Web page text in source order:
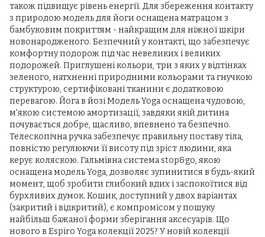
також підвищує рівень енергії. Для збереження контакту
з природою модель для йоги оснащена матрацом з
бамбуковим покриттям - найкращим для ніжної шкіри
новонародженого. Безпечний у контакті, що забезпечує
комфортну подорож під час невеликих і великих
подорожей. Приглушені кольори, три з яких у відтінках
зеленого, натхненні природними кольорами та гнучкою
структурою, сертифіковані тканини є додатковою
перевагою. Йога в йозі Модель Yoga оснащена чудовою,
м'якою системою амортизації, завдяки якій дитина
почувається добре, щасливо, впевнено та безпечно.
Телескопічна ручка забезпечує правильну поставу тіла,
повністю регулюючи її висоту під зріст людини, яка
керує коляскою. Гальмівна система stop&go, якою
оснащена модель Yoga, дозволяє зупинитися в будь-який
момент, щоб зробити глибокий вдих і заспокоїтися від
бурхливих думок. Кошик, доступний у двох варіантах
(закритий і відкритий), є компромісом у пошуку
найбільш бажаної форми зберігання аксесуарів. Що
нового в Espiro Yoga колекції 2025? У новій колекції